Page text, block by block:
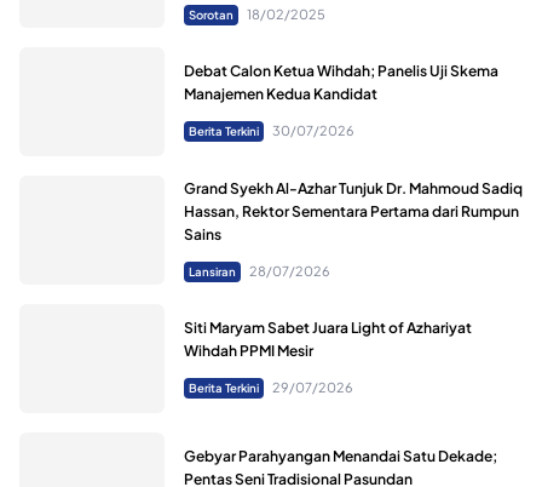
Sorotan 18/02/2025
Debat Calon Ketua Wihdah; Panelis Uji Skema
Manajemen Kedua Kandidat
Berita Terkini 30/07/2026
Grand Syekh Al-Azhar Tunjuk Dr. Mahmoud Sadiq
Hassan, Rektor Sementara Pertama dari Rumpun
Sains
Lansiran 28/07/2026
Siti Maryam Sabet Juara Light of Azhariyat
Wihdah PPMI Mesir
Berita Terkini 29/07/2026
Gebyar Parahyangan Menandai Satu Dekade;
Pentas Seni Tradisional Pasundan